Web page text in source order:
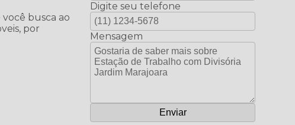
busca ao
por
Digite seu telefone
Mensagem